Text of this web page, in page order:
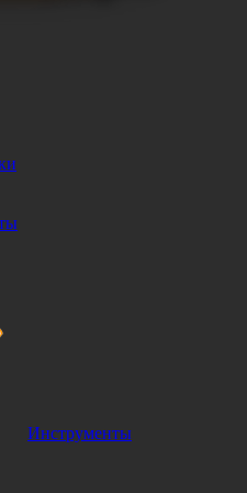
Инструменты